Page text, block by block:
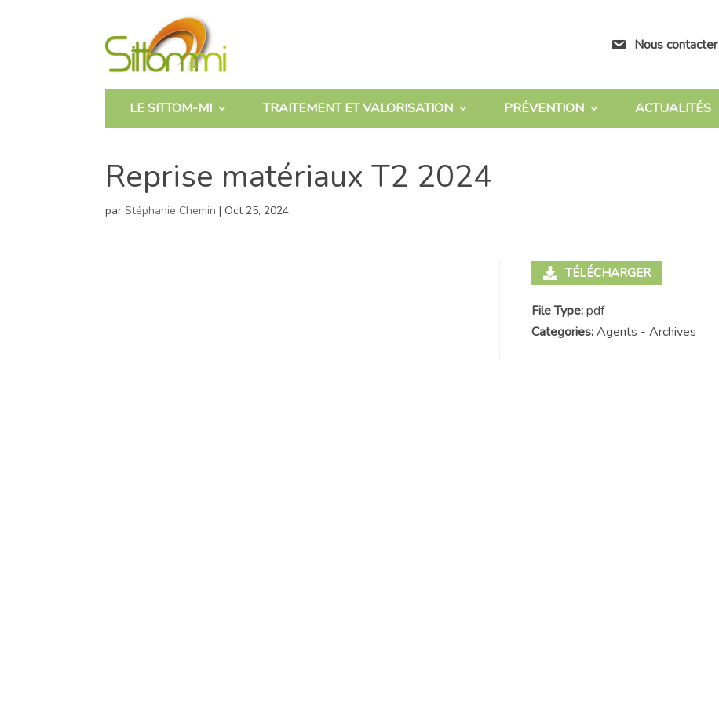
Nous contacter
LE SITTOM-MI TRAITEMENT ET VALORISATION PRÉVENTION ACTUALITÉS
Reprise matériaux T2 2024
parStéphanie Chemin | Oct 25, 2024
TÉLÉCHARGER
File Type:pdf
Categories:Agents - Archives